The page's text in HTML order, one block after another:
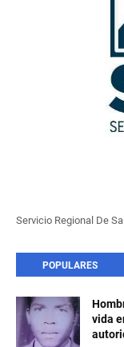
Servicio Regional De
POPULARES
vida